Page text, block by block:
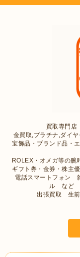
買取専門
金買取,プラチナ,ダイ
宝飾品・ブランド品・
ROLEX・オメガ等の腕
ギフト券・金券・株主
電話スマートフォン
ル など
出張買取 生前